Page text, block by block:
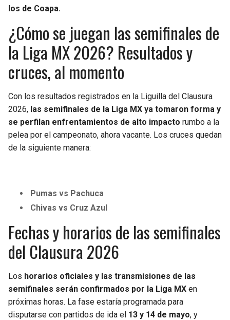
los de Coapa.
¿Cómo se juegan las semifinales de
la Liga MX 2026? Resultados y
cruces, al momento
Con los resultados registrados en la Liguilla del Clausura
2026, las semifinales de la Liga MX ya tomaron forma y
se perfilan enfrentamientos de alto impacto rumbo a la
pelea por el campeonato, ahora vacante. Los cruces quedan
de la siguiente manera:
Pumas vs Pachuca
Chivas vs Cruz Azul
Fechas y horarios de las semifinales
del Clausura 2026
Los horarios oficiales y las transmisiones de las
semifinales serán confirmados por la Liga MX en
próximas horas. La fase estaría programada para
disputarse con partidos de ida el 13 y 14 de mayo, y